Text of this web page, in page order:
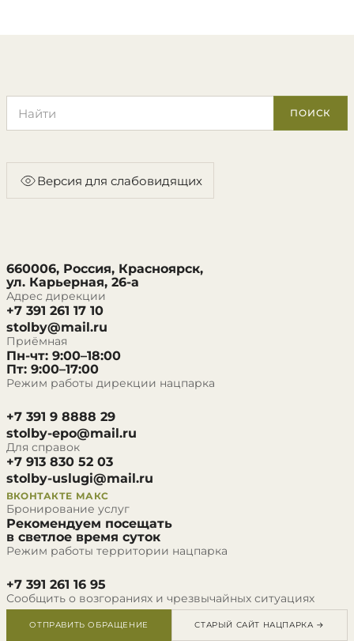
ПОИСК
Версия для слабовидящих
660006, Россия, Красноярск,
ул. Карьерная, 26-а
Адрес дирекции
+7 391 261 17 10
stolby@mail.ru
Приёмная
Пн-чт: 9:00–18:00
Пт: 9:00–17:00
Режим работы дирекции нацпарка
+7 391 9 8888 29
stolby-epo@mail.ru
Для справок
+7 913 830 52 03
stolby-uslugi@mail.ru
ВКОНТАКТЕ МАКС
Бронирование услуг
Рекомендуем посещать
в светлое время суток
Режим работы территории нацпарка
+7 391 261 16 95
Сообщить о возгораниях и чрезвычайных ситуациях
ОТПРАВИТЬ ОБРАЩЕНИЕ СТАРЫЙ САЙТ НАЦПАРКА →